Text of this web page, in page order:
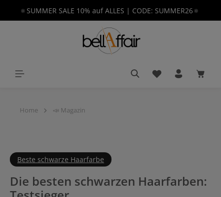
springen
🔅SUMMER SALE 10% auf ALLES | CODE: SUMMER26🔅
Du hast 0
Home 📣 Magazin
Beste schwarze Haarfarbe
Die besten schwarzen Haarfarben: